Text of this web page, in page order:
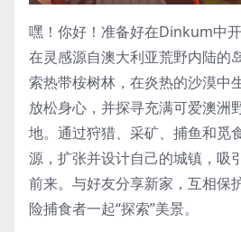
嘿！你好！准备好在Dinkum中
在灵感源自澳大利亚荒野内陆的
索热带桉树林，在炎热的沙漠中
放松身心，并探寻充满可爱澳洲
地。通过狩猎、采矿、捕鱼和觅
源，扩张并设计自己的城镇，吸
前来。与好友分享新家，互相保
险捕食者一起“探索”美景。